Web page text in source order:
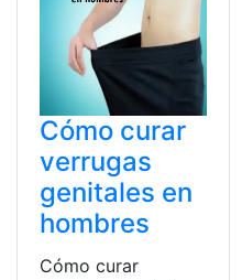
Cómo curar
verrugas
genitales en
hombres
Cómo curar